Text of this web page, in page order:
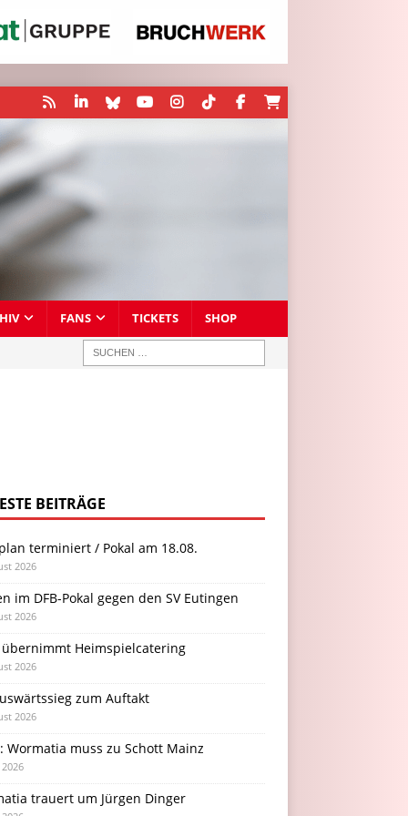
FANS TICKETS SHOP
BEITRÄGE
terminiert / Pokal am 18.08.
2026
im DFB-Pokal gegen den SV Eutingen
2026
übernimmt Heimspielcatering
2026
zum Auftakt
2026
Wormatia muss zu Schott Mainz
trauert um Jürgen Dinger